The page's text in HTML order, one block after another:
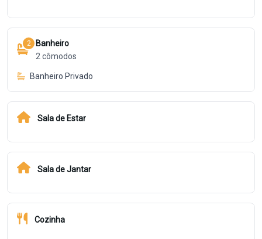
2
Banheiro
2 cômodos
Banheiro Privado
Sala de Estar
Sala de Jantar
Cozinha